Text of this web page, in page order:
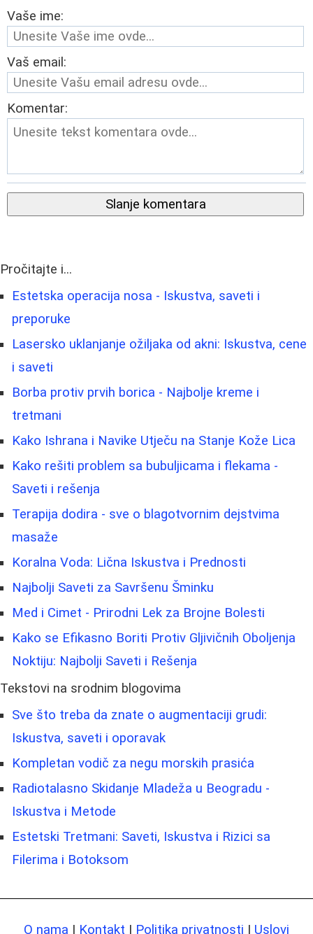
Vaše ime:
Vaš email:
Komentar:
Slanje komentara
Pročitajte i...
Estetska operacija nosa - Iskustva, saveti i
preporuke
Lasersko uklanjanje ožiljaka od akni: Iskustva, cene
i saveti
Borba protiv prvih borica - Najbolje kreme i
tretmani
Kako Ishrana i Navike Utječu na Stanje Kože Lica
Kako rešiti problem sa bubuljicama i flekama -
Saveti i rešenja
Terapija dodira - sve o blagotvornim dejstvima
masaže
Koralna Voda: Lična Iskustva i Prednosti
Najbolji Saveti za Savršenu Šminku
Med i Cimet - Prirodni Lek za Brojne Bolesti
Kako se Efikasno Boriti Protiv Gljivičnih Oboljenja
Noktiju: Najbolji Saveti i Rešenja
Tekstovi na srodnim blogovima
Sve što treba da znate o augmentaciji grudi:
Iskustva, saveti i oporavak
Kompletan vodič za negu morskih prasića
Radiotalasno Skidanje Mladeža u Beogradu -
Iskustva i Metode
Estetski Tretmani: Saveti, Iskustva i Rizici sa
Filerima i Botoksom
O nama | Kontakt | Politika privatnosti | Uslovi